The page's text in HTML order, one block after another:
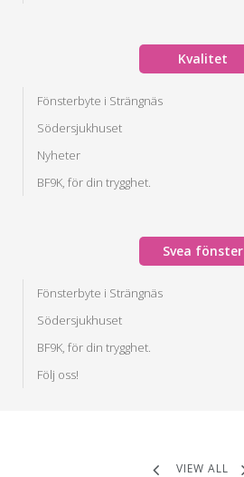
Kvalitet
Fönsterbyte i Strängnäs
Södersjukhuset
Nyheter
BF9K, för din trygghet.
Svea fönster
Fönsterbyte i Strängnäs
Södersjukhuset
BF9K, för din trygghet.
Följ oss!
VIEW ALL